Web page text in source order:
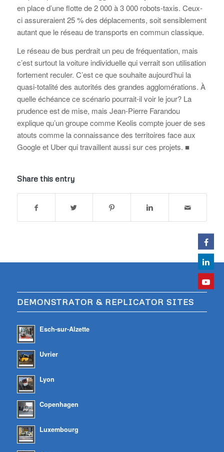
en place d’une flotte de 2 000 à 3 000 robots-taxis. Ceux-
ci assureraient 25 % des déplacements, soit sensiblement
autant que le réseau de transports en commun classique.
Le réseau de bus perdrait un peu de fréquentation, mais
c’est surtout la voiture individuelle qui verrait son utilisation
fortement reculer. C’est ce que souhaite aujourd’hui la
quasi-totalité des autorités des grandes agglomérations. À
quelle échéance ce scénario pourrait-il voir le jour? La
prudence est de mise, mais Jean-Pierre Farandou
explique qu’un groupe comme Keolis compte jouer de ses
atouts comme la connaissance des territoires face aux
Google et Uber qui travaillent aussi sur ces projets. ■
Share this entry
DEMONSTRATOR & REPLICATOR SITES
Esch-sur-Alzette
Uvrier
Lyon
Copenhagen
Luxembourg